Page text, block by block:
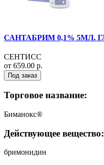
САНТАБРИМ 0,1% 5МЛ.
СЕНТИСС
от 659.00 р.
Под заказ
Торговое название:
Биманокс®
Действующее вещество:
бримонидин